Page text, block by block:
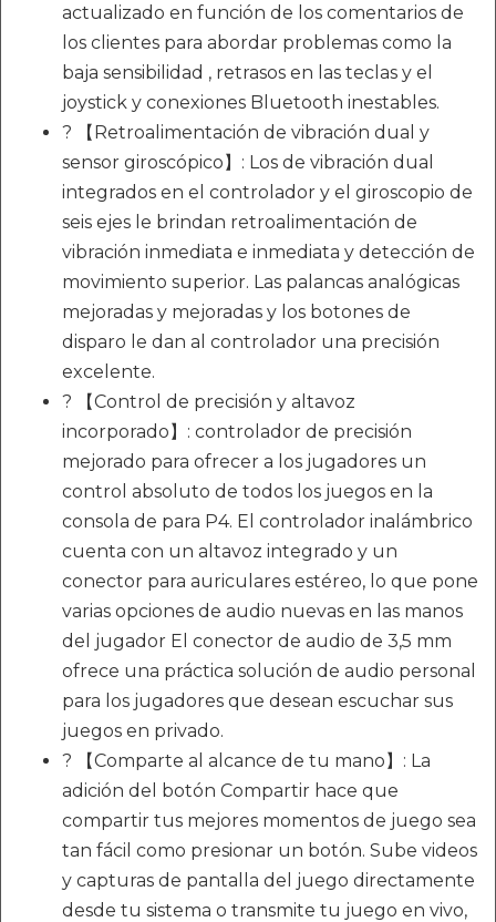
actualizado en función de los comentarios de
los clientes para abordar problemas como la
baja sensibilidad , retrasos en las teclas y el
joystick y conexiones Bluetooth inestables.
? 【Retroalimentación de vibración dual y
sensor giroscópico】: Los de vibración dual
integrados en el controlador y el giroscopio de
seis ejes le brindan retroalimentación de
vibración inmediata e inmediata y detección de
movimiento superior. Las palancas analógicas
mejoradas y mejoradas y los botones de
disparo le dan al controlador una precisión
excelente.
? 【Control de precisión y altavoz
incorporado】: controlador de precisión
mejorado para ofrecer a los jugadores un
control absoluto de todos los juegos en la
consola de para P4. El controlador inalámbrico
cuenta con un altavoz integrado y un
conector para auriculares estéreo, lo que pone
varias opciones de audio nuevas en las manos
del jugador El conector de audio de 3,5 mm
ofrece una práctica solución de audio personal
para los jugadores que desean escuchar sus
juegos en privado.
? 【Comparte al alcance de tu mano】: La
adición del botón Compartir hace que
compartir tus mejores momentos de juego sea
tan fácil como presionar un botón. Sube videos
y capturas de pantalla del juego directamente
desde tu sistema o transmite tu juego en vivo,